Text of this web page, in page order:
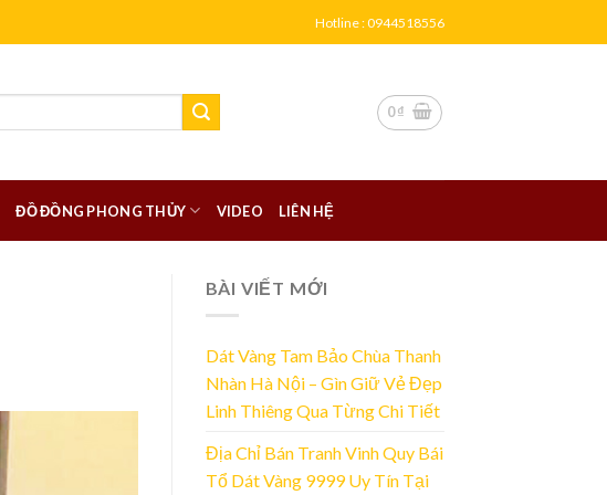
Hotline : 0944518556
0₫
ĐỒ ĐỒNG PHONG THỦY VIDEO LIÊN HỆ
BÀI VIẾT MỚI
Dát Vàng Tam Bảo Chùa Thanh
Nhàn Hà Nội – Gìn Giữ Vẻ Đẹp
Linh Thiêng Qua Từng Chi Tiết
Địa Chỉ Bán Tranh Vinh Quy Bái
Tổ Dát Vàng 9999 Uy Tín Tại